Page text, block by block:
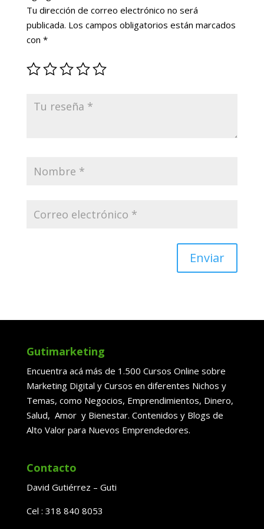
Tu dirección de correo electrónico no será
publicada. Los campos obligatorios están marcados
con *
Enviar
Gutimarketing
Encuentra acá más de 1.500 Cursos Online sobre
Marketing Digital y Cursos en diferentes Nichos y
Temas, como Negocios, Emprendimientos, Dinero,
Salud, Amor y Bienestar. Contenidos y Blogs de
Alto Valor para Nuevos Emprendedores.
Contacto
David Gutiérrez – Guti
Cel : 318 840 8053